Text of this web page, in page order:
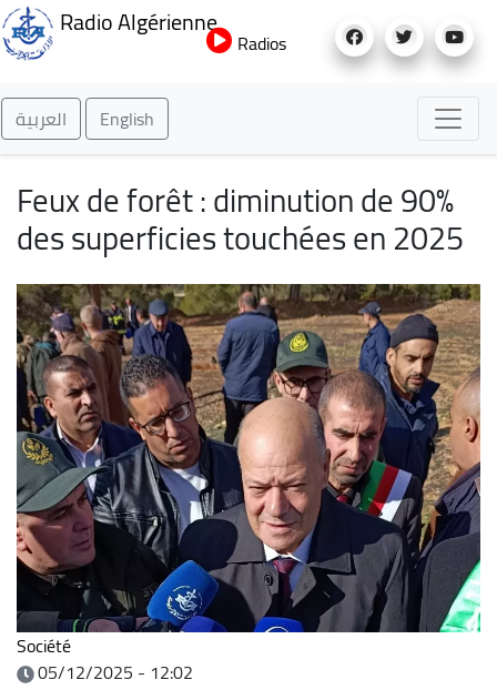
au
Radio Algérienne
Radios
العربية English
Feux de forêt : diminution de 90%
des superficies touchées en 2025
Société
05/12/2025 - 12:02